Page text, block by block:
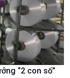
Công nghệ
& Công nghệ
nghệ
với biến đổi
“2 con số”